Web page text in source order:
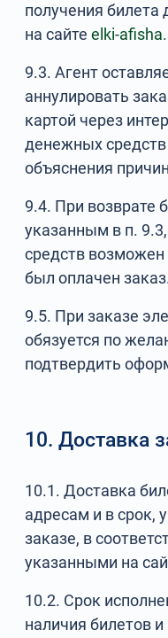
получения
на сайтеelki-
9.3. Агент
аннулировать
картой через
денежных средств
объяснения
9.4. При возврате
указанным в п.
средств возможен
был оплачен
9.5. При заказе
обязуется по
подтвердить
10. Доставка
10.1. Доставка
адресам и в срок,
заказе, в
указанными на
10.2. Срок
наличия билетов